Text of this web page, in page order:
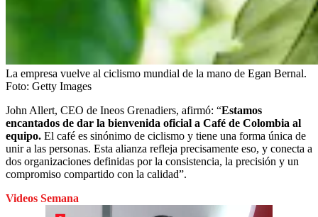
La empresa vuelve al ciclismo mundial de la mano de Egan Bernal.
Foto: Getty Images
John Allert, CEO de Ineos Grenadiers, afirmó: “Estamos
encantados de dar la bienvenida oficial a Café de Colombia al
equipo. El café es sinónimo de ciclismo y tiene una forma única de
unir a las personas. Esta alianza refleja precisamente eso, y conecta a
dos organizaciones definidas por la consistencia, la precisión y un
compromiso compartido con la calidad”.
Videos Semana